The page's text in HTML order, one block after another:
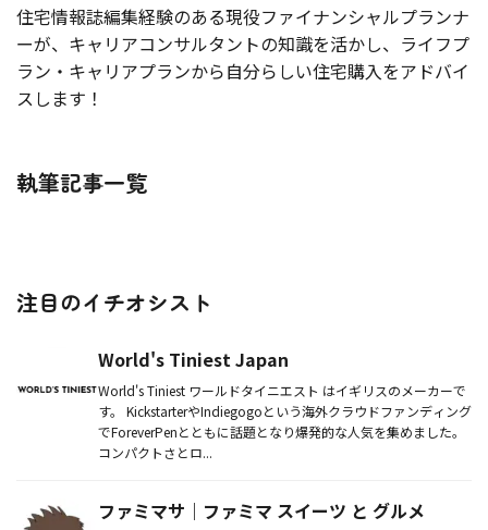
住宅情報誌編集経験のある現役ファイナンシャルプランナ
ーが、キャリアコンサルタントの知識を活かし、ライフプ
ラン・キャリアプランから自分らしい住宅購入をアドバイ
スします！
執筆記事一覧
注目のイチオシスト
World's Tiniest Japan
World's Tiniest ワールドタイニエスト はイギリスのメーカーで
す。 KickstarterやIndiegogoという海外クラウドファンディング
でForeverPenとともに話題となり爆発的な人気を集めました。
コンパクトさとロ...
ファミマサ｜ファミマ スイーツ と グルメ